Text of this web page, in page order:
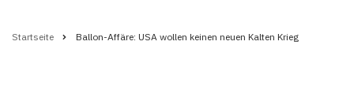
Startseite Ballon-Affäre: USA wollen keinen neuen Kalten Krieg